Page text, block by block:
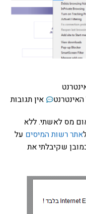
אין תגובות
מס לאשתי. ללא
אתר רשות המיסים על
שקיבלתי את